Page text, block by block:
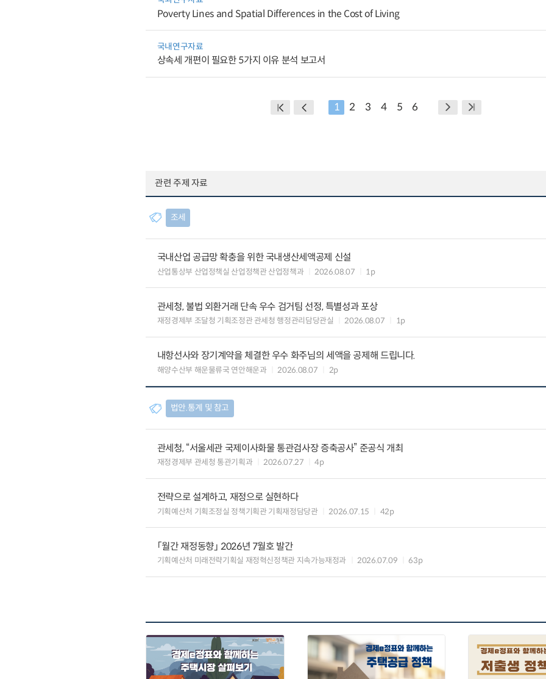
Poverty Lines and Spatial Differences in the Cost of Living
국내연구자료
상속세 개편이 필요한 5가지 이유 분석 보고서
1 2 3 4 5 6
관련 주제 자료
조세
국내산업 공급망 확충을 위한 국내생산세액공제 신설
산업통상부 산업정책실 산업정책관 산업정책과 2026.08.07 1p
관세청, 불법 외환거래 단속 우수 검거팀 선정, 특별성과 포상
재정경제부 조달청 기획조정관 관세청 행정관리담당관실 2026.08.07 1p
내항선사와 장기계약을 체결한 우수 화주님의 세액을 공제해 드립니다.
해양수산부 해운물류국 연안해운과 2026.08.07 2p
법안.통계 및 참고
관세청, “서울세관 국제이사화물 통관검사장 증축공사” 준공식 개최
재정경제부 관세청 통관기획과 2026.07.27 4p
전략으로 설계하고, 재정으로 실현하다
기획예산처 기획조정실 정책기획관 기획재정담당관 2026.07.15 42p
「월간 재정동향」 2026년 7월호 발간
기획예산처 미래전략기획실 재정혁신정책관 지속가능재정과 2026.07.09 63p